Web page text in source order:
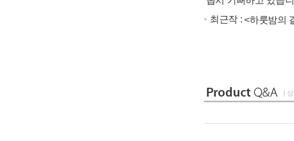
최근작 :<하룻밤의
|